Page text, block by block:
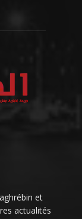
et
actualités